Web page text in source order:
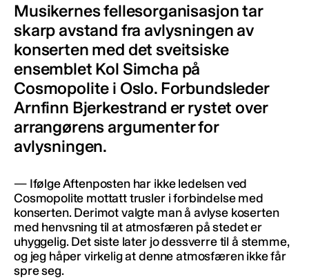
Musikernes fellesorganisasjon tar
skarp avstand fra avlysningen av
konserten med det sveitsiske
ensemblet Kol Simcha på
Cosmopolite i Oslo. Forbundsleder
Arnfinn Bjerkestrand er rystet over
arrangørens argumenter for
avlysningen.
— Ifølge Aftenposten har ikke ledelsen ved
Cosmopolite mottatt trusler i forbindelse med
konserten. Derimot valgte man å avlyse koserten
med henvsning til at atmosfæren på stedet er
uhyggelig. Det siste later jo dessverre til å stemme,
og jeg håper virkelig at denne atmosfæren ikke får
spre seg.